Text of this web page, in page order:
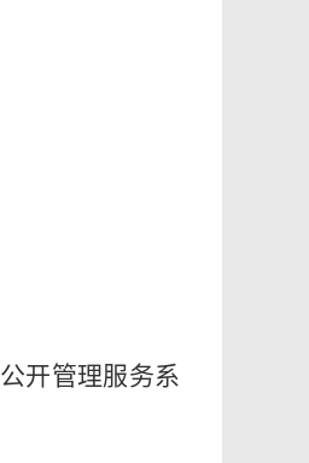
开管理服务系